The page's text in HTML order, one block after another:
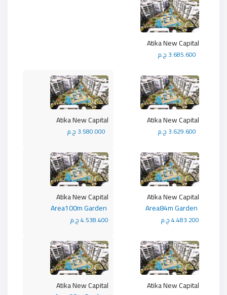
Atika New Capital
Atika New Capital Atika New Capital
Atika New Capital
4.538.400 ج.م
Atika New Capital
4.483.200 ج.م
Atika New Capital
Atika New Capital